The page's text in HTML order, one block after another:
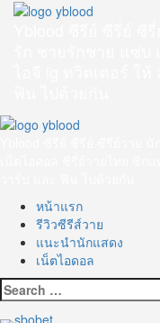
Skip
Primary
หน้าแรก
รีวิวซีรีส์วาย
แนะนำนักแสดง
เน็ตไอดอล
Search
for: